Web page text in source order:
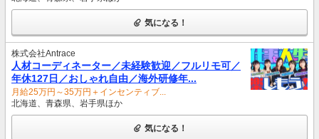
気になる！
株式会社Antrace
人材コーディネーター／未経験歓迎／フルリモ可／
年休127日／おしゃれ自由／海外研修年...
月給25万円～35万円＋インセンティブ...
北海道、青森県、岩手県ほか
気になる！